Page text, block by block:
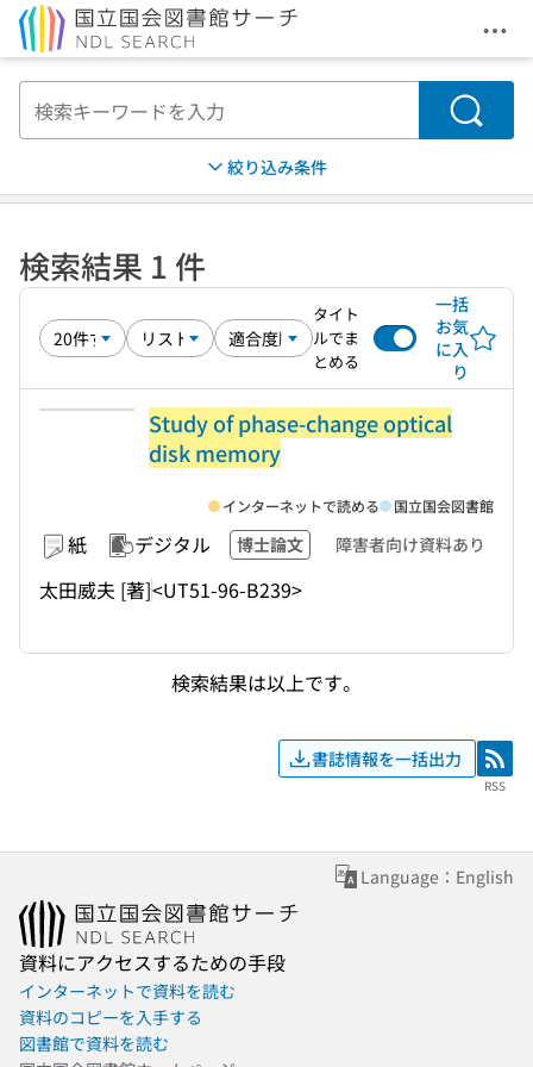
メ
検索
絞り込み条件
検索結果 1 件
タイト
ルでま
とめる
一括
お気
に入
り
Study of phase-change optical
disk memory
紙 デジタル 博士論文 障害者向け資料あり
太田威夫 [著]<UT51-96-B239>
インターネットで読める 国立国会図書館
検索結果は以上です。
書誌情報を一括出力 RSS
RSS
Language：English
資料にアクセスするための手段
インターネットで資料を読む
資料のコピーを入手する
図書館で資料を読む